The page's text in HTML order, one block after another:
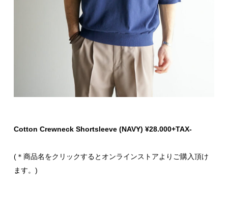
Cotton Crewneck Shortsleeve (NAVY) ¥28.000+TAX-
(＊商品名をクリックするとオンラインストアよりご購入頂け
ます。)